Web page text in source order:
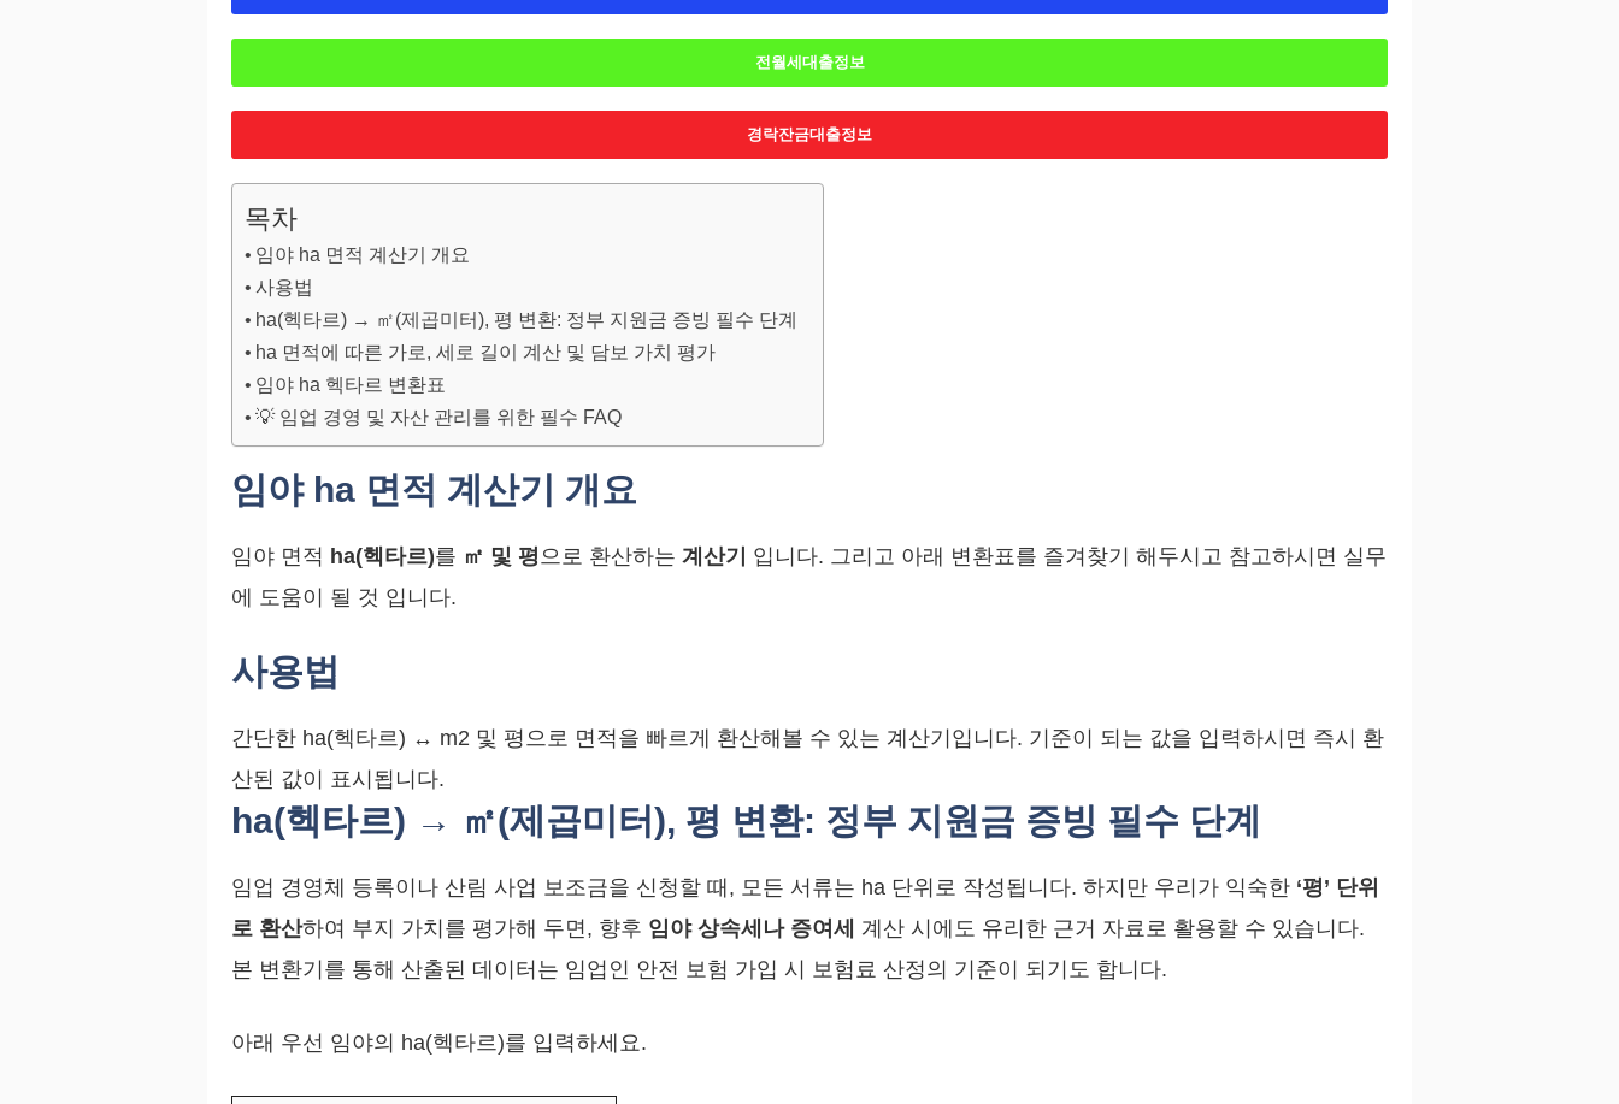
전월세대출정보
경락잔금대출정보
목차
임야 ha 면적 계산기 개요
사용법
ha(헥타르) → ㎡(제곱미터), 평 변환: 정부 지원금 증빙 필수 단계
ha 면적에 따른 가로, 세로 길이 계산 및 담보 가치 평가
임야 ha 헥타르 변환표
💡 임업 경영 및 자산 관리를 위한 필수 FAQ
임야 ha 면적 계산기 개요
임야 면적 ha(헥타르)를 ㎡ 및 평으로 환산하는 계산기
입니다. 그리고 아래 변환표를 즐겨찾기 해두시고 참고하시면 실무
에 도움이 될 것 입니다.
사용법
간단한 ha(헥타르) ↔ m2 및 평으로 면적을 빠르게 환산해볼 수 있는 계산기입니다. 기준이 되는 값을 입력하시면 즉시 환
산된 값이 표시됩니다.
ha(헥타르) → ㎡(제곱미터), 평 변환: 정부 지원금 증빙 필수 단계
임업 경영체 등록이나 산림 사업 보조금을 신청할 때, 모든 서류는 ha 단위로 작성됩니다. 하지만 우리가 익숙한 ‘평’ 단위
로 환산하여 부지 가치를 평가해 두면, 향후 임야 상속세나 증여세
계산 시에도 유리한 근거 자료로 활용할 수 있습니다.
본 변환기를 통해 산출된 데이터는 임업인 안전 보험 가입 시 보험료 산정의 기준이 되기도 합니다.
아래 우선 임야의 ha(헥타르)를 입력하세요.